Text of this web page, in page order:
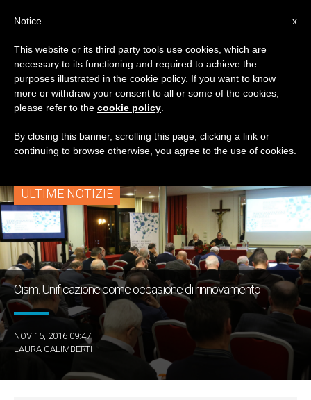
TAG
Posts Tagged ‘Gianni
Borin’
ULTIME NOTIZIE
Cism. Unificazione come occasione di rinnovamento
NOV 15, 2016 09:47
LAURA GALIMBERTI
x
Notice
This website or its third party tools use cookies, which are
necessary to its functioning and required to achieve the
purposes illustrated in the cookie policy. If you want to know
more or withdraw your consent to all or some of the cookies,
please refer to the cookie policy
By closing this banner, scrolling this page, clicking a link or
continuing to browse otherwise, you agree to the use of cookies.